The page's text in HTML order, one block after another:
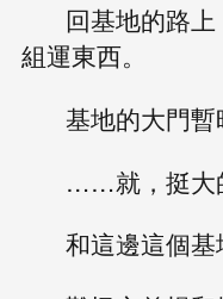
回基地的路
組運東西。
基地的大門暫
……就，挺大
和這邊這個基